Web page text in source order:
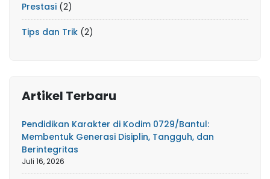
Prestasi (2)
Tips dan Trik (2)
Artikel Terbaru
Pendidikan Karakter di Kodim 0729/Bantul:
Membentuk Generasi Disiplin, Tangguh, dan
Berintegritas
Juli 16, 2026